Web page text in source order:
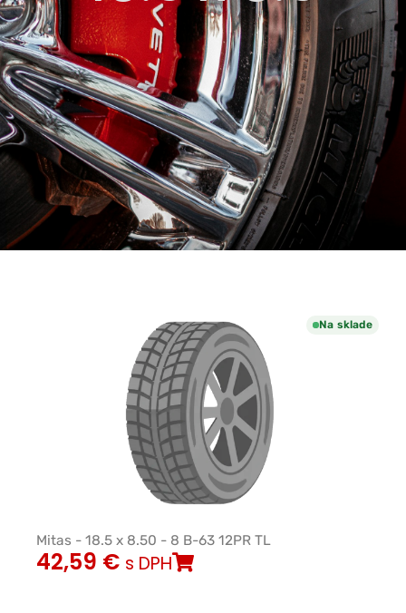
Na sklade
Mitas - 18.5 x 8.50 - 8 B-63 12PR TL
42,59 € s DPH